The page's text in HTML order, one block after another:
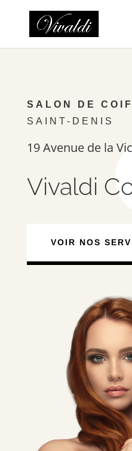
SALON DE
SAINT-DENIS
19 Avenue de la
Vivaldi
VOIR NOS